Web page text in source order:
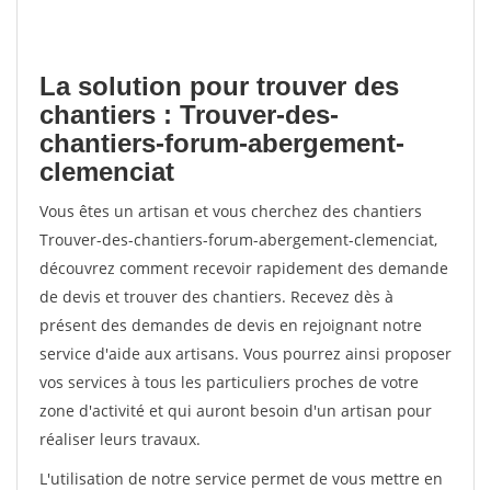
La solution pour trouver des
chantiers : Trouver-des-
chantiers-forum-abergement-
clemenciat
Vous êtes un artisan et vous cherchez des chantiers
Trouver-des-chantiers-forum-abergement-clemenciat,
découvrez comment recevoir rapidement des demande
de devis et trouver des chantiers. Recevez dès à
présent des demandes de devis en rejoignant notre
service d'aide aux artisans. Vous pourrez ainsi proposer
vos services à tous les particuliers proches de votre
zone d'activité et qui auront besoin d'un artisan pour
réaliser leurs travaux.
L'utilisation de notre service permet de vous mettre en